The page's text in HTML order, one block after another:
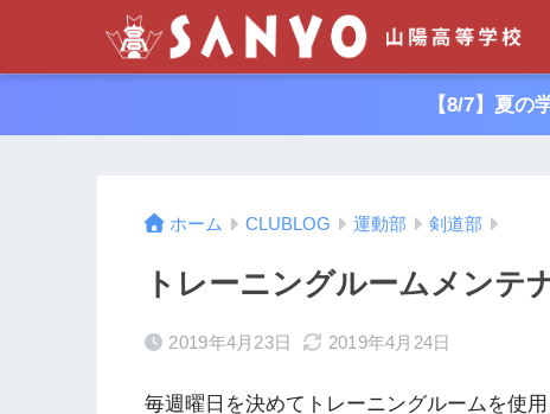
【8/7】夏の
ホーム CLUBLOG 運動部 剣道部
トレーニングルームメンテ
2019年4月23日 2019年4月24日
毎週曜日を決めてトレーニングルームを使